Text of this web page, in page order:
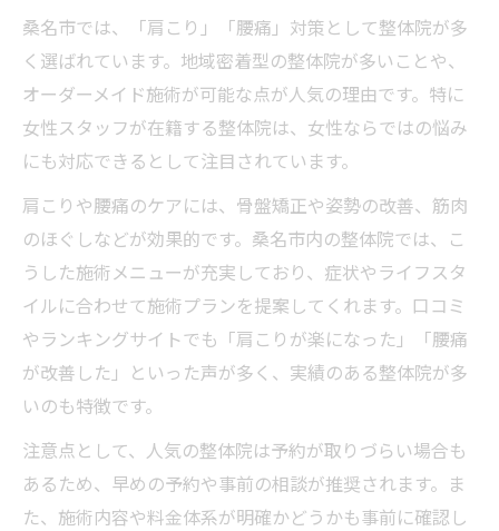
桑名市では、「肩こり」「腰痛」対策として整体院が多
く選ばれています。地域密着型の整体院が多いことや、
オーダーメイド施術が可能な点が人気の理由です。特に
女性スタッフが在籍する整体院は、女性ならではの悩み
にも対応できるとして注目されています。
肩こりや腰痛のケアには、骨盤矯正や姿勢の改善、筋肉
のほぐしなどが効果的です。桑名市内の整体院では、こ
うした施術メニューが充実しており、症状やライフスタ
イルに合わせて施術プランを提案してくれます。口コミ
やランキングサイトでも「肩こりが楽になった」「腰痛
が改善した」といった声が多く、実績のある整体院が多
いのも特徴です。
注意点として、人気の整体院は予約が取りづらい場合も
あるため、早めの予約や事前の相談が推奨されます。ま
た、施術内容や料金体系が明確かどうかも事前に確認し